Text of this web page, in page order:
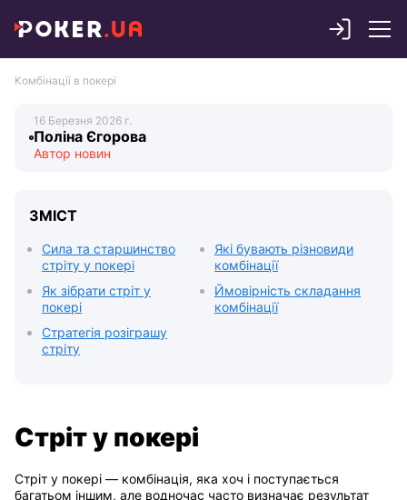
Комбінації в покері
Поліна Єгорова
ЗМІСТ
Сила та старшинство
стріту у покері
Які бувають різновиди
комбінації
Як зібрати стріт у
покері
Ймовірність складання
комбінації
Стратегія розіграшу
стріту
Стріт у покері
Стріт у покері — комбінація, яка хоч і поступається
багатьом іншим, але водночас часто визначає результат